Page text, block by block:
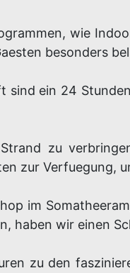
wie
besonders
sind ein 24
zu
zur Verfuegung,
im
haben wir einen
zu den